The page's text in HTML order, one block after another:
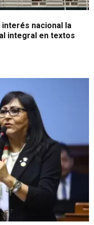
nacional la
integral en textos